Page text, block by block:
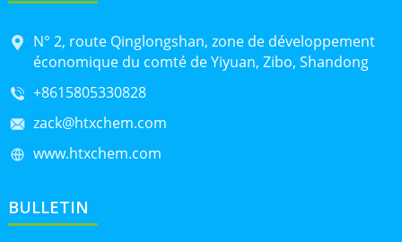
N° 2, route Qinglongshan, zone de développement
économique du comté de Yiyuan, Zibo, Shandong
+8615805330828
zack@htxchem.com
www.htxchem.com
BULLETIN